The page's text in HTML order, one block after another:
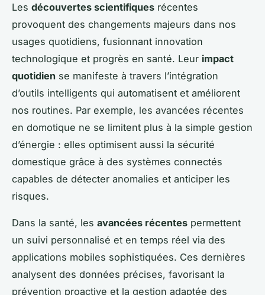
Les découvertes scientifiques récentes
provoquent des changements majeurs dans nos
usages quotidiens, fusionnant innovation
technologique et progrès en santé. Leur impact
quotidien se manifeste à travers l’intégration
d’outils intelligents qui automatisent et améliorent
nos routines. Par exemple, les avancées récentes
en domotique ne se limitent plus à la simple gestion
d’énergie : elles optimisent aussi la sécurité
domestique grâce à des systèmes connectés
capables de détecter anomalies et anticiper les
risques.
Dans la santé, les avancées récentes permettent
un suivi personnalisé et en temps réel via des
applications mobiles sophistiquées. Ces dernières
analysent des données précises, favorisant la
prévention proactive et la gestion adaptée des